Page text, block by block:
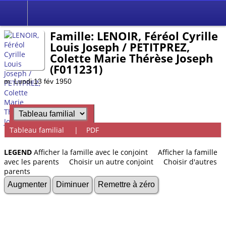
Famille: LENOIR, Féréol Cyrille
Louis Joseph / PETITPREZ,
Colette Marie Thérèse Joseph
(F011231)
m. Lundi 13 fév 1950
Tableau familial | PDF
LEGEND Afficher la famille avec le conjoint
Afficher la famille
avec les parents
Choisir un autre conjoint
Choisir d'autres
parents
Augmenter Diminuer Remettre à zéro